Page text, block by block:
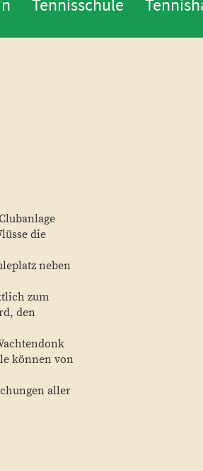
Tennisschule
die
neben
zum
den
können von
aller